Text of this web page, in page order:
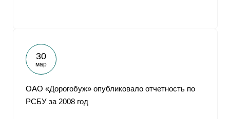
30
мар
ОАО «Дорогобуж» опубликовало отчетность по
РСБУ за 2008 год